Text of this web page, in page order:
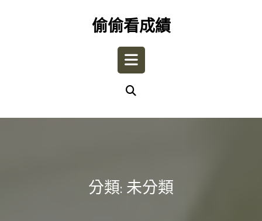
偷偷看成績
Open
分類: 未分類